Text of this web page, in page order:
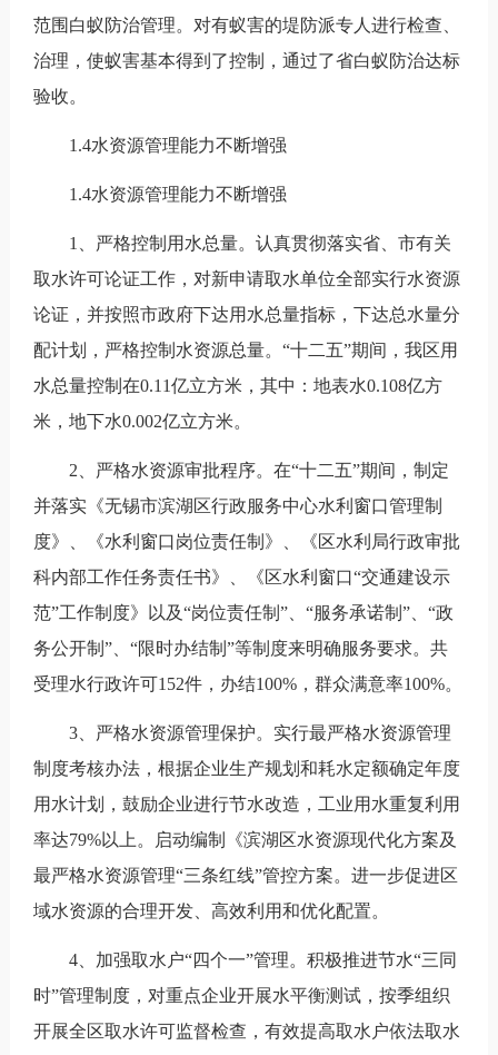
范围白蚁防治管理。对有蚁害的堤防派专人进行检查、
治理，使蚁害基本得到了控制，通过了省白蚁防治达标
验收。
1.4水资源管理能力不断增强
1.4水资源管理能力不断增强
1、严格控制用水总量。认真贯彻落实省、市有关
取水许可论证工作，对新申请取水单位全部实行水资源
论证，并按照市政府下达用水总量指标，下达总水量分
配计划，严格控制水资源总量。“十二五”期间，我区用
水总量控制在0.11亿立方米，其中：地表水0.108亿方
米，地下水0.002亿立方米。
2、严格水资源审批程序。在“十二五”期间，制定
并落实《无锡市滨湖区行政服务中心水利窗口管理制
度》、《水利窗口岗位责任制》、《区水利局行政审批
科内部工作任务责任书》、《区水利窗口“交通建设示
范”工作制度》以及“岗位责任制”、“服务承诺制”、“政
务公开制”、“限时办结制”等制度来明确服务要求。共
受理水行政许可152件，办结100%，群众满意率100%。
3、严格水资源管理保护。实行最严格水资源管理
制度考核办法，根据企业生产规划和耗水定额确定年度
用水计划，鼓励企业进行节水改造，工业用水重复利用
率达79%以上。启动编制《滨湖区水资源现代化方案及
最严格水资源管理“三条红线”管控方案。进一步促进区
域水资源的合理开发、高效利用和优化配置。
4、加强取水户“四个一”管理。积极推进节水“三同
时”管理制度，对重点企业开展水平衡测试，按季组织
开展全区取水许可监督检查，有效提高取水户依法取水